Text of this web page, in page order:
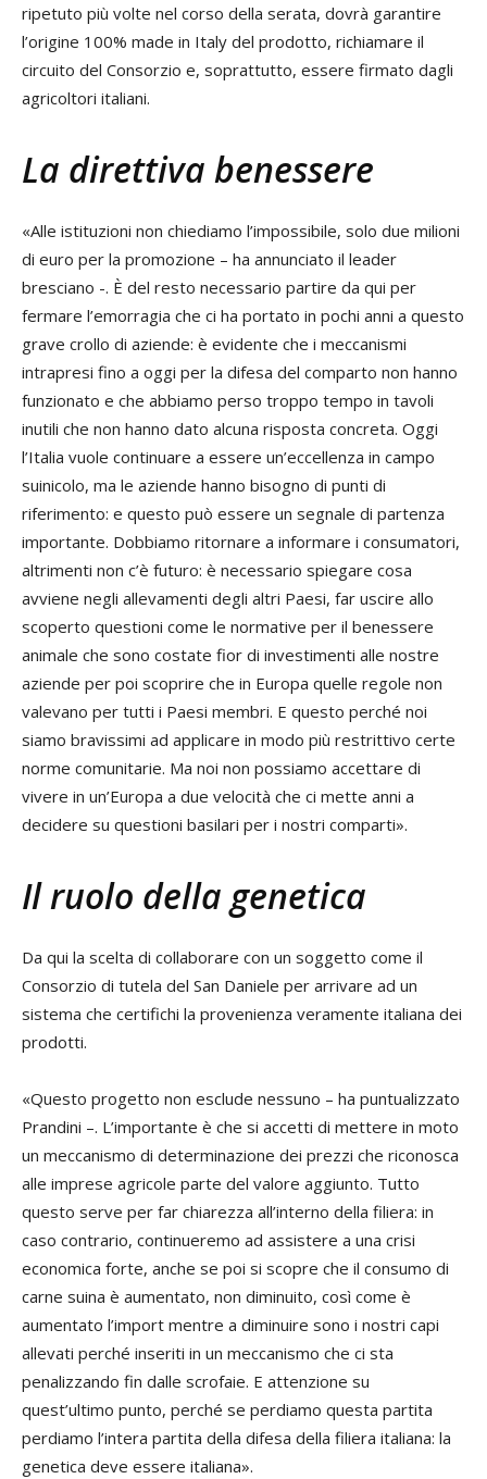
ripetuto più volte nel corso della serata, dovrà garantire
l’origine 100% made in Italy del prodotto, richiamare il
circuito del Consorzio e, soprattutto, essere firmato dagli
agricoltori italiani.
La direttiva benessere
«Alle istituzioni non chiediamo l’impossibile, solo due milioni
di euro per la promozione – ha annunciato il leader
bresciano -. È del resto necessario partire da qui per
fermare l’emorragia che ci ha portato in pochi anni a questo
grave crollo di aziende: è evidente che i meccanismi
intrapresi fino a oggi per la difesa del comparto non hanno
funzionato e che abbiamo perso troppo tempo in tavoli
inutili che non hanno dato alcuna risposta concreta. Oggi
l’Italia vuole continuare a essere un’eccellenza in campo
suinicolo, ma le aziende hanno bisogno di punti di
riferimento: e questo può essere un segnale di partenza
importante. Dobbiamo ritornare a informare i consumatori,
altrimenti non c’è futuro: è necessario spiegare cosa
avviene negli allevamenti degli altri Paesi, far uscire allo
scoperto questioni come le normative per il benessere
animale che sono costate fior di investimenti alle nostre
aziende per poi scoprire che in Europa quelle regole non
valevano per tutti i Paesi membri. E questo perché noi
siamo bravissimi ad applicare in modo più restrittivo certe
norme comunitarie. Ma noi non possiamo accettare di
vivere in un’Europa a due velocità che ci mette anni a
decidere su questioni basilari per i nostri comparti».
Il ruolo della genetica
Da qui la scelta di collaborare con un soggetto come il
Consorzio di tutela del San Daniele per arrivare ad un
sistema che certifichi la provenienza veramente italiana dei
prodotti.
«Questo progetto non esclude nessuno – ha puntualizzato
Prandini –. L’importante è che si accetti di mettere in moto
un meccanismo di determinazione dei prezzi che riconosca
alle imprese agricole parte del valore aggiunto. Tutto
questo serve per far chiarezza all’interno della filiera: in
caso contrario, continueremo ad assistere a una crisi
economica forte, anche se poi si scopre che il consumo di
carne suina è aumentato, non diminuito, così come è
aumentato l’import mentre a diminuire sono i nostri capi
allevati perché inseriti in un meccanismo che ci sta
penalizzando fin dalle scrofaie. E attenzione su
quest’ultimo punto, perché se perdiamo questa partita
perdiamo l’intera partita della difesa della filiera italiana: la
genetica deve essere italiana».